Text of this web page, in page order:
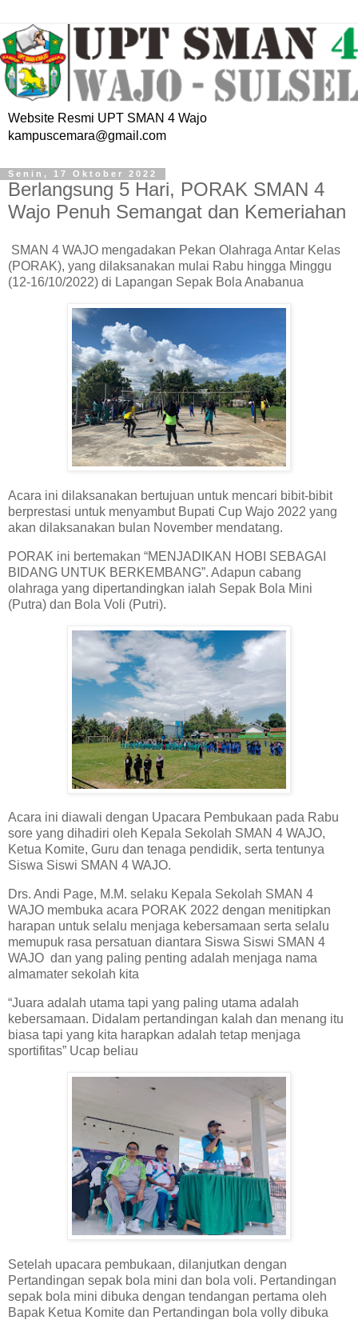
Website Resmi UPT SMAN 4 Wajo
kampuscemara@gmail.com
Senin, 17 Oktober 2022
Berlangsung 5 Hari, PORAK SMAN 4
Wajo Penuh Semangat dan Kemeriahan
SMAN 4 WAJO mengadakan Pekan Olahraga Antar Kelas
(PORAK), yang dilaksanakan mulai Rabu hingga Minggu
(12-16/10/2022) di Lapangan Sepak Bola Anabanua
Acara ini dilaksanakan bertujuan untuk mencari bibit-bibit
berprestasi untuk menyambut Bupati Cup Wajo 2022 yang
akan dilaksanakan bulan November mendatang.
PORAK ini bertemakan “MENJADIKAN HOBI SEBAGAI
BIDANG UNTUK BERKEMBANG”. Adapun cabang
olahraga yang dipertandingkan ialah Sepak Bola Mini
(Putra) dan Bola Voli (Putri).
Acara ini diawali dengan Upacara Pembukaan pada Rabu
sore yang dihadiri oleh Kepala Sekolah SMAN 4 WAJO,
Ketua Komite, Guru dan tenaga pendidik, serta tentunya
Siswa Siswi SMAN 4 WAJO.
Drs. Andi Page, M.M. selaku Kepala Sekolah SMAN 4
WAJO membuka acara PORAK 2022 dengan menitipkan
harapan untuk selalu menjaga kebersamaan serta selalu
memupuk rasa persatuan diantara Siswa Siswi SMAN 4
WAJO dan yang paling penting adalah menjaga nama
almamater sekolah kita
“Juara adalah utama tapi yang paling utama adalah
kebersamaan. Didalam pertandingan kalah dan menang itu
biasa tapi yang kita harapkan adalah tetap menjaga
sportifitas” Ucap beliau
Setelah upacara pembukaan, dilanjutkan dengan
Pertandingan sepak bola mini dan bola voli. Pertandingan
sepak bola mini dibuka dengan tendangan pertama oleh
Bapak Ketua Komite dan Pertandingan bola volly dibuka